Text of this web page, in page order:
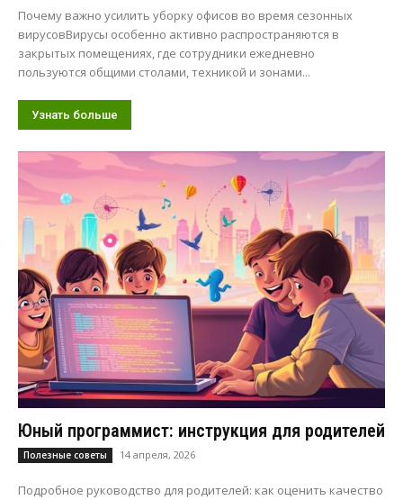
Почему важно усилить уборку офисов во время сезонных
вирусовВирусы особенно активно распространяются в
закрытых помещениях, где сотрудники ежедневно
пользуются общими столами, техникой и зонами...
Узнать больше
Юный программист: инструкция для родителей
Полезные советы 14 апреля, 2026
Подробное руководство для родителей: как оценить качество